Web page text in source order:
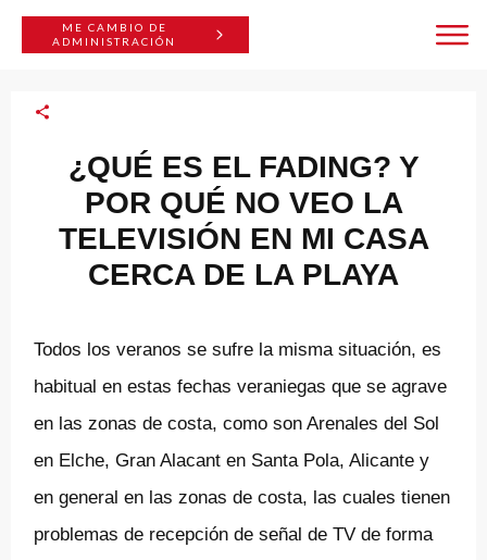
ME CAMBIO DE
ADMINISTRACIÓN
¿QUÉ ES EL FADING? Y
POR QUÉ NO VEO LA
TELEVISIÓN EN MI CASA
CERCA DE LA PLAYA
Todos los veranos se sufre la misma situación, es
habitual en estas fechas veraniegas que se agrave
en las zonas de costa, como son Arenales del Sol
en Elche, Gran Alacant en Santa Pola, Alicante y
en general en las zonas de costa, las cuales tienen
problemas de recepción de señal de TV de forma